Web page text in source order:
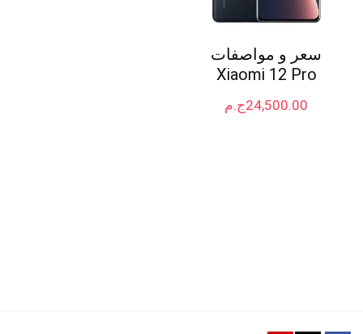
سعر و مواصفات
Xiaomi 12 Pro
ج.م24,500.00